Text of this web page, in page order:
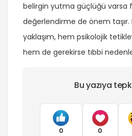
belirgin yutma güçlüğü varsa
değerlendirme de önem
yaklaşım, hem psikolojik
hem de gerekirse tıbbi
Bu yazıya
0 0